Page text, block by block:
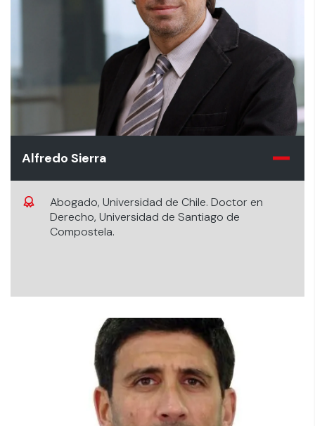
Alfredo Sierra
Abogado, Universidad de Chile. Doctor en
Derecho, Universidad de Santiago de
Compostela.